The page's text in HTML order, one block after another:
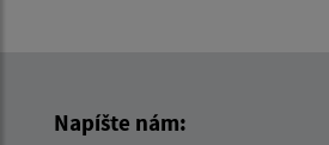
Napíšte nám: